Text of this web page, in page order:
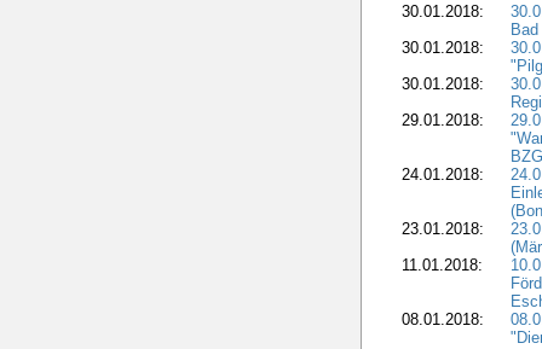
30.01.2018:
30.01.2018:
30.01.2018:
29.01.2018:
24.01.2018:
23.01.2018:
11.01.2018:
08.01.2018: